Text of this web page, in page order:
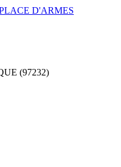
D'ARMES
(97232)